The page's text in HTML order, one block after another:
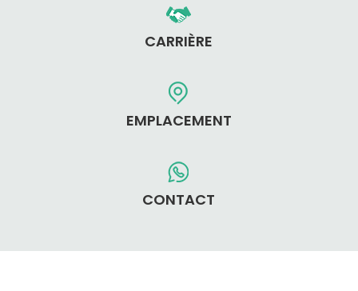
CARRIÈRE
EMPLACEMENT
CONTACT